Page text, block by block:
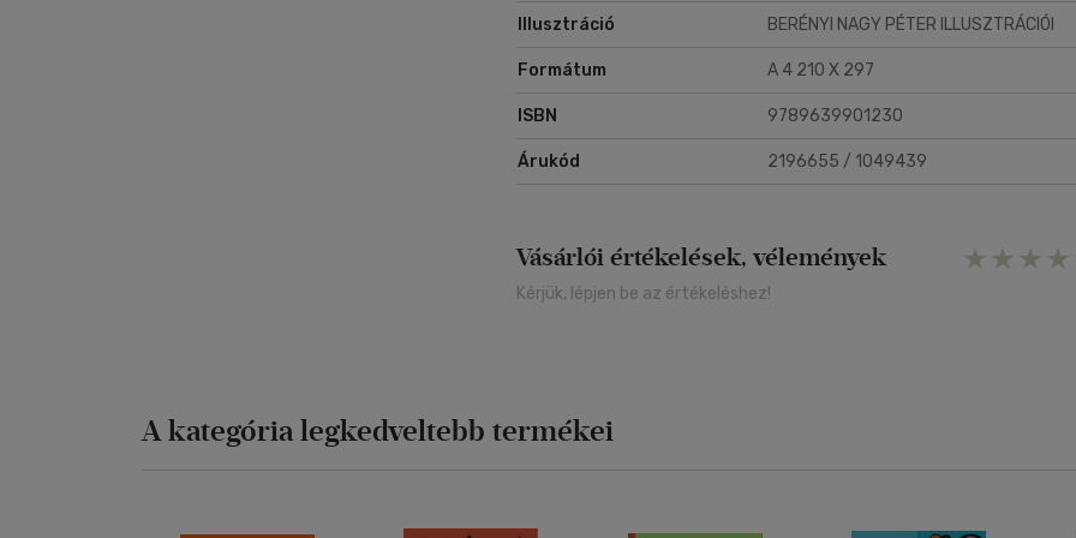
Illusztráció BERÉNYI NAGY PÉTER ILLUSZTRÁCIÓI
Formátum A 4 210 X 297
ISBN 9789639901230
Árukód 2196655 / 1049439
Vásárlói értékelések, vélemények
Kérjük, lépjen be az értékeléshez!
A kategória legkedveltebb termékei